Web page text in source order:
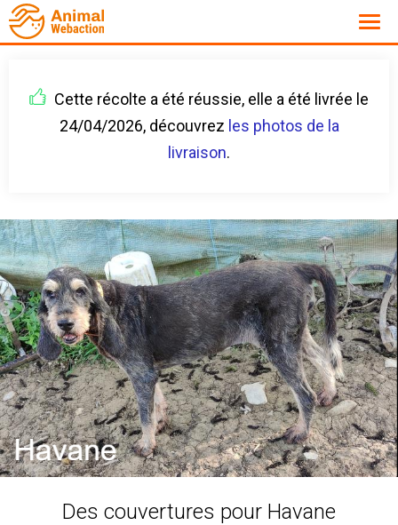
Cette récolte a été réussie, elle a été livrée le
24/04/2026, découvrez les photos de la
livraison.
Des couvertures pour Havane